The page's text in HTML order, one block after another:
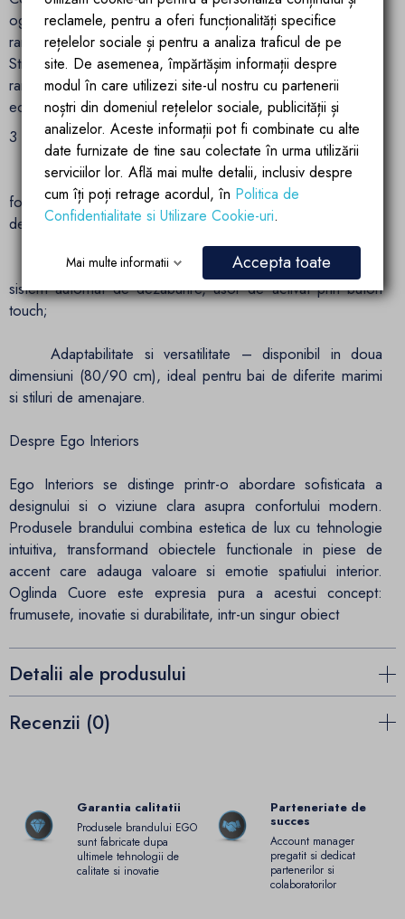
oglinda Cuore este gandita pentru a rezista in timp si a
ramane la fel de impresionanta chiar si dupa ani de utilizare.
Structura sa este optimizata pentru montaj facil si stabil, iar
rama cu iluminare indirecta creeaza o ambianta placuta si
echilibrata in baie.
3 beneficii majore:
Estetica unica si atmosfera ambientala – conturul LED in
forma de inima transforma oglinda intr-un element central al
decorului;
Tehnologie smart pentru uz zilnic – iluminare reglabila si
sistem automat de dezaburire, usor de activat prin buton
touch;
Adaptabilitate si versatilitate – disponibil in doua
dimensiuni (80/90 cm), ideal pentru bai de diferite marimi
si stiluri de amenajare.
Despre Ego Interiors
Ego Interiors se distinge printr-o abordare sofisticata a
designului si o viziune clara asupra confortului modern.
Produsele brandului combina estetica de lux cu tehnologie
intuitiva, transformand obiectele functionale in piese de
accent care adauga valoare si emotie spatiului interior.
Oglinda Cuore este expresia pura a acestui concept:
frumusete, inovatie si durabilitate, intr-un singur obiect
Detalii ale produsului
Recenzii (0)
Garantia calitatii
Produsele brandului EGO
sunt fabricate dupa
ultimele tehnologii de
calitate si inovatie
Parteneriate de
succes
Account manager
pregatit si dedicat
partenerilor si
colaboratorilor
reclamele, pentru a oferi funcționalități specifice
rețelelor sociale și pentru a analiza traficul de pe
site. De asemenea, împărtășim informații despre
modul în care utilizezi site-ul nostru cu partenerii
noștri din domeniul rețelelor sociale, publicității și
analizelor. Aceste informații pot fi combinate cu alte
date furnizate de tine sau colectate în urma utilizării
serviciilor lor. Află mai multe detalii, inclusiv despre
cum îți poți retrage acordul, în Politica de
Confidentialitate si Utilizare Cookie-uri.
Mai multe informatii Accepta toate